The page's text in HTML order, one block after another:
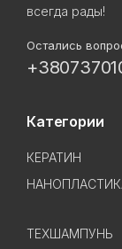
всегда рады!
Остались
Категории
КЕРАТИН
ТЕХШАМПУНЬ